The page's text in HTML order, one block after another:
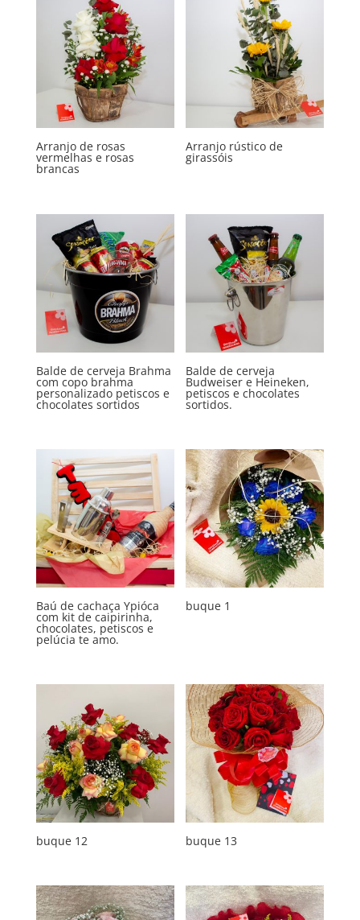
Arranjo de rosas
vermelhas e rosas
brancas
Arranjo rústico de
girassóis
Balde de cerveja Brahma
com copo brahma
personalizado petiscos e
chocolates sortidos
Balde de cerveja
Budweiser e Heineken,
petiscos e chocolates
sortidos.
Baú de cachaça Ypióca
com kit de caipirinha,
chocolates, petiscos e
pelúcia te amo.
buque 1
buque 12 buque 13